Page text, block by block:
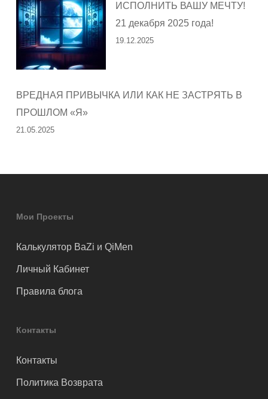
ИСПОЛНИТЬ ВАШУ МЕЧТУ!
21 декабря 2025 года!
19.12.2025
ВРЕДНАЯ ПРИВЫЧКА ИЛИ КАК НЕ ЗАСТРЯТЬ В
ПРОШЛОМ «Я»
21.05.2025
Мои Проекты
Калькулятор BaZi и QiMen
Личный Кабинет
Правила блога
Контакты
Контакты
Политика Возврата